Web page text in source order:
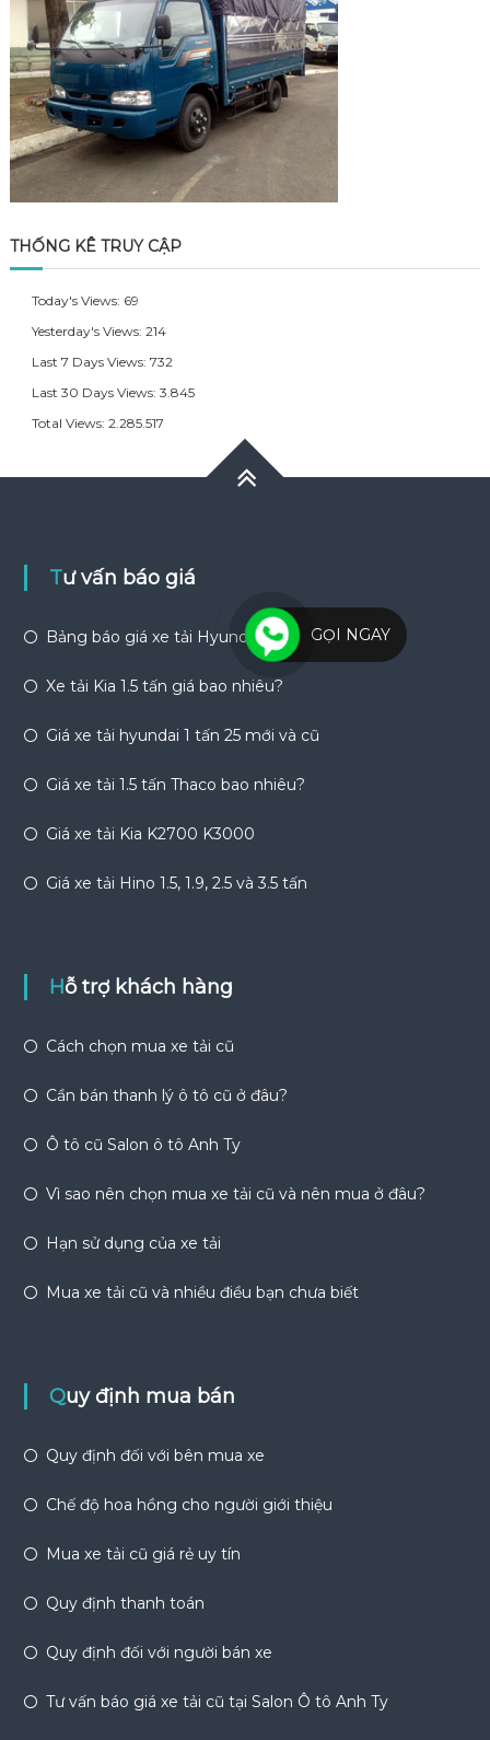
THỐNG KÊ TRUY CẬP
Today's Views: 69
Yesterday's Views: 214
Last 7 Days Views: 732
Last 30 Days Views: 3.845
Total Views: 2.285.517
Tư vấn báo giá
Bảng báo giá xe tải Hyundai cũ
Xe tải Kia 1.5 tấn giá bao nhiêu?
Giá xe tải hyundai 1 tấn 25 mới và cũ
Giá xe tải 1.5 tấn Thaco bao nhiêu?
Giá xe tải Kia K2700 K3000
Giá xe tải Hino 1.5, 1.9, 2.5 và 3.5 tấn
Hỗ trợ khách hàng
Cách chọn mua xe tải cũ
Cần bán thanh lý ô tô cũ ở đâu?
Ô tô cũ Salon ô tô Anh Ty
Vì sao nên chọn mua xe tải cũ và nên mua ở đâu?
Hạn sử dụng của xe tải
Mua xe tải cũ và nhiều điều bạn chưa biết
Quy định mua bán
Quy định đối với bên mua xe
Chế độ hoa hồng cho người giới thiệu
Mua xe tải cũ giá rẻ uy tín
Quy định thanh toán
Quy định đối với người bán xe
Tư vấn báo giá xe tải cũ tại Salon Ô tô Anh Ty
GỌI NGAY